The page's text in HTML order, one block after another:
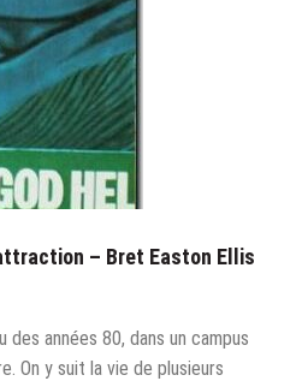
– Bret Easton Ellis
des années 80, dans un campus
On y suit la vie de plusieurs